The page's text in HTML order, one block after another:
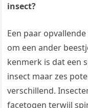
insect?
Een paar
om een ander
kenmerk is dat een
insect maar zes
verschillend.
facetogen terwijl